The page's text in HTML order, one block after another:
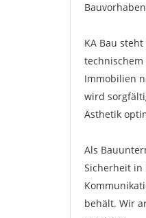
KA Bau
Immobilien
wird
Ästhetik
Als
Sicherheit in
behält. Wir